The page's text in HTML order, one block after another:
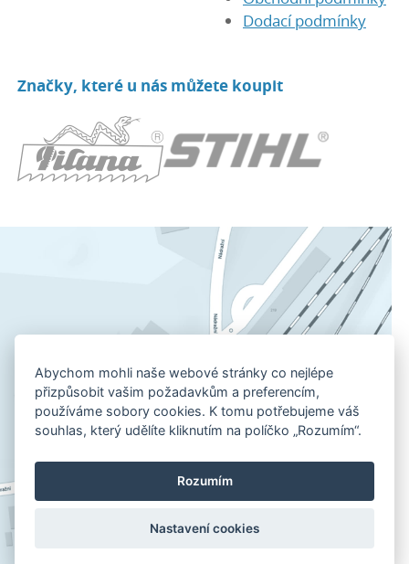
Abychom mohli naše webové stránky co nejlépe
přizpůsobit vašim požadavkům a preferencím,
používáme sobory cookies. K tomu potřebujeme váš
souhlas, který udělíte kliknutím na políčko „Rozumím“.
Rozumím
Nastavení cookies
Dodací podmínky
Značky, které u nás můžete koupit